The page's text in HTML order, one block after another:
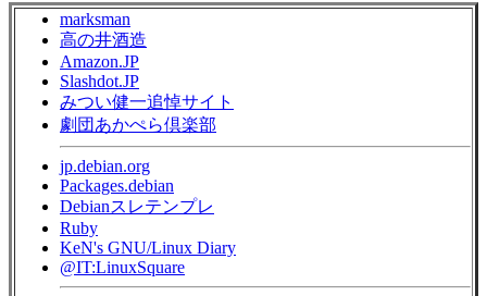
marksman
高の井酒造
Amazon.JP
Slashdot.JP
みつい健一追悼サイト
劇団あかぺら倶楽部
jp.debian.org
Packages.debian
Debianスレテンプレ
Ruby
KeN's GNU/Linux Diary
@IT:LinuxSquare